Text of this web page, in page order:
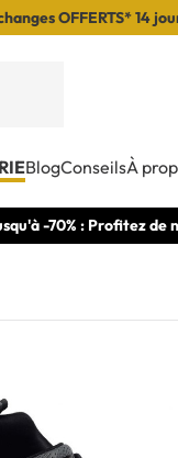
OFFERTS* 14
BlogConseilsÀ
-70% : Profitez de